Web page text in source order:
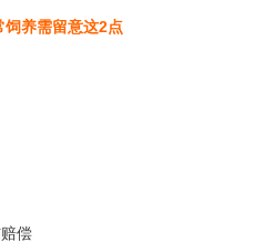
饲养需留意这2点
偿